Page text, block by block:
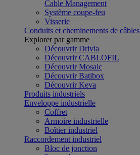
Cable Management
Système coupe-feu
Visserie
Conduits et cheminements de câbles
Explorer par gamme
Découvrir Drivia
Découvrir CABLOFIL
Découvrir Mosaic
Découvrir Batibox
Découvrir Keva
Produits industriels
Enveloppe industrielle
Coffret
Armoire industrielle
Boîtier industriel
Raccordement industriel
Bloc de jonction